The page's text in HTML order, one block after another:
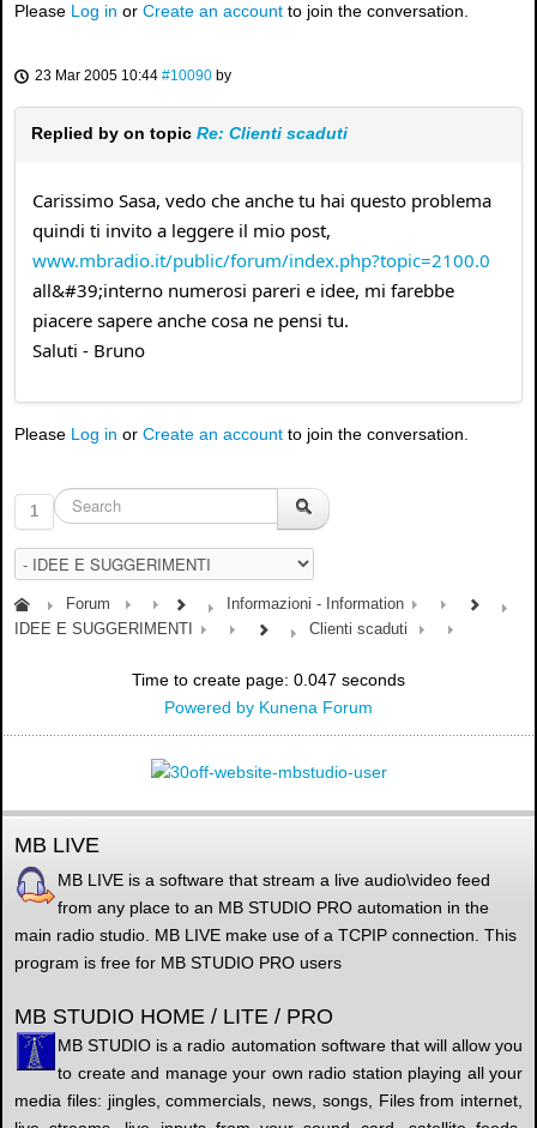
Please Log in or Create an account to join the conversation.
23 Mar 2005 10:44 #10090 by
Replied by on topic Re: Clienti scaduti
Carissimo Sasa, vedo che anche tu hai questo problema
quindi ti invito a leggere il mio post,
www.mbradio.it/public/forum/index.php?topic=2100.0
all&#39;interno numerosi pareri e idee, mi farebbe
piacere sapere anche cosa ne pensi tu.
Saluti - Bruno
Please Log in or Create an account to join the conversation.
1
Forum
Informazioni - Information
IDEE E SUGGERIMENTI
Clienti scaduti
Time to create page: 0.047 seconds
Powered by Kunena Forum
MB LIVE
MB LIVE is a software that stream a live audio\video feed
from any place to an MB STUDIO PRO automation in the
main radio studio. MB LIVE make use of a TCPIP connection. This
program is free for MB STUDIO PRO users
MB STUDIO HOME / LITE / PRO
MB STUDIO is a radio automation software that will allow you
to create and manage your own radio station playing all your
media files: jingles, commercials, news, songs, Files from internet,